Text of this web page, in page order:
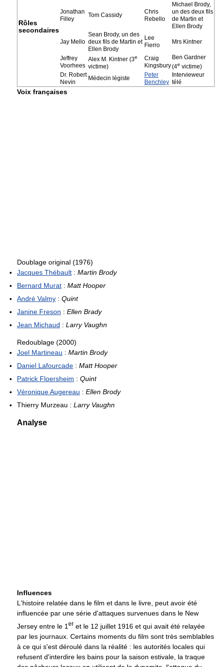
Rôles
secondaires
Jonathan
Filley
Tom Cassidy
Chris
Rebello
Michael Brody,
un des deux fils
de Martin et
Ellen Brody
Jay Mello
Sean Brody, un des
deux fils de Martin et
Ellen Brody
Lee
Fierro
Mrs Kintner
Jeffrey
Voorhees
Alex M. Kintner (3e
victime)
Craig
Kingsbury
Ben Gardner
(4e victime)
Dr. Robert
Nevin
Médecin légiste
Peter
Benchley
Intervieweur
télé
Voix françaises
Doublage original (1976)
Jacques Thébault : Martin Brody
Bernard Murat : Matt Hooper
André Valmy : Quint
Janine Freson : Ellen Brady
Jean Michaud : Larry Vaughn
Redoublage (2000)
Joel Martineau : Martin Brody
Daniel Lafourcade : Matt Hooper
Patrick Floersheim : Quint
Véronique Augereau : Ellen Brody
Thierry Murzeau : Larry Vaughn
Analyse
Influences
L'histoire relatée dans le film et dans le livre, peut avoir été
influencée par une série d'attaques survenues dans le New
Jersey entre le 1 er et le 12 juillet 1916 et qui avait été relayée
par les journaux. Certains moments du film sont très semblables
à ce qui s'est déroulé dans la réalité : les autorités locales qui
refusent d'interdire les bains pour la saison estivale, la traque